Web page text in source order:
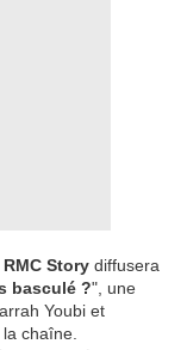
RMC Story diffusera
basculé ?", une
Youbi et
chaîne.